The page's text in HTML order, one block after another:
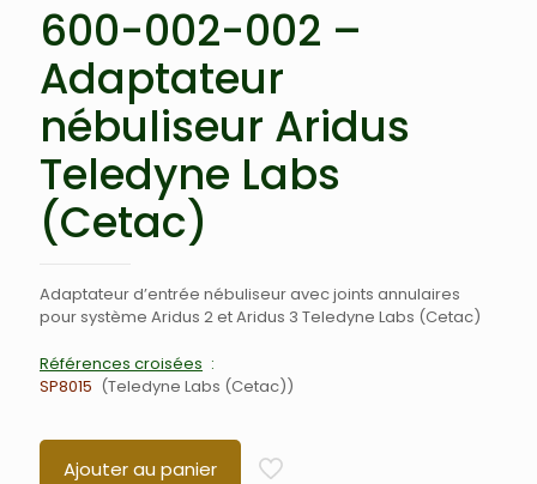
600-002-002 –
Adaptateur
nébuliseur Aridus
Teledyne Labs
(Cetac)
Adaptateur d’entrée nébuliseur avec joints annulaires
pour système Aridus 2 et Aridus 3 Teledyne Labs (Cetac)
Références croisées
SP8015
Teledyne Labs (Cetac)
Ajouter au panier